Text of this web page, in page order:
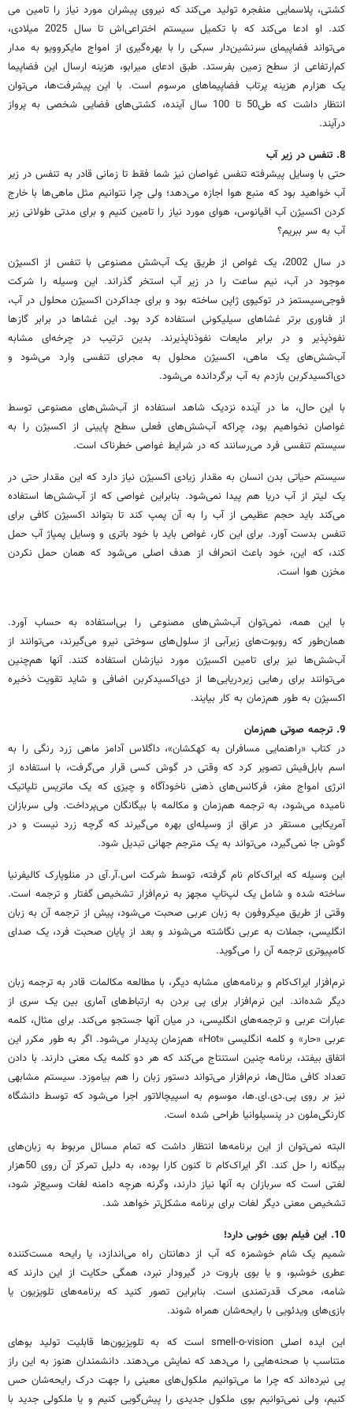
کشتی، پلاسمایی منفجره تولید می‌کند که نیروی پیشران مورد نیاز را تامین می
کند. او ادعا می‌کند که با تکمیل سیستم اختراعی‌اش تا سال 2025 میلادی،
می‌تواند فضاپیمای سرنشین‌دار سبکی را با بهره‌گیری از امواج مایکروویو به مدار
کم‌ارتفاعی از سطح زمین بفرستد. طبق ادعای میرابو، هزینه ارسال این فضاپیما
یک هزارم هزینه پرتاب‌ فضاپیماهای مرسوم است. با این پیشرفت‌ها، می‌توان
انتظار داشت که طی50 تا 100 سال آینده، کشتی‌های فضایی شخصی به پرواز
در‌آیند.
8. تنفس در زیر آب
حتی با وسایل پیشرفته تنفس غواصان نیز شما فقط تا زمانی قادر به تنفس در زیر
آب خواهید بود که منبع هوا اجازه می‌دهد؛ ولی چرا نتوانیم مثل ماهی‌ها با خارج
کردن اکسیژن آب اقیانوس، هوای مورد نیاز را تامین کنیم و برای مدتی‌ طولانی زیر
آب به سر ببریم؟
در سال 2002، یک غواص از طریق یک آب‌شش مصنوعی با تنفس از اکسیژن
موجود در آب، نیم ساعت را در زیر آب استخر گذراند. این وسیله را شرکت
فوجی‌سیستمز در توکیوی ژاپن ساخته بود و برای جداکردن اکسیژن محلول در آب،
از فناوری برتر غشاهای سیلیکونی استفاده کرد بود. این غشاها در برابر گازها
نفوذپذیر و در برابر مایعات نفوذناپذیرند. بدین ترتیب در چرخه‌ای مشابه
آب‌شش‌های یک ماهی، اکسیژن محلول به مجرای تنفسی وارد می‌شود و
دی‌اکسید‌کربن بازدم به آب برگردانده می‌شود.
با این حال، ما در آینده نزدیک شاهد استفاده از آب‌شش‌های مصنوعی توسط
غواصان نخواهیم بود، چراکه آب‌شش‌های فعلی سطح پایینی از اکسیژن را به
سیستم تنفسی فرد می‌رسانند که در شرایط غواصی خطرناک است.
سیستم حیاتی بدن انسان به مقدار زیادی اکسیژن نیاز دارد که این مقدار حتی در
یک لیتر از آب دریا هم پیدا نمی‌شود. بنابراین غواصی که از آب‌شش‌ها استفاده
می‌کند باید حجم عظیمی از آب را به آن پمپ کند تا بتواند اکسیژن کافی برای
تنفس بدست آورد. برای این کار، غواص باید با خود باتری و وسایل پمپاژ آب حمل
کند، که این، خود باعث انحراف از هدف اصلی می‌شود که همان حمل نکردن
مخزن هوا است.
با این همه، نمی‌توان آب‌شش‌های مصنوعی را بی‌استفاده به حساب آورد.
همان‌طور که روبوت‌های زیرآبی از سلول‌های سوختی نیرو می‌گیرند، می‌توانند از
آب‌شش‌ها نیز برای تامین اکسیژن مورد نیازشان استفاده کنند. آنها هم‌چنین
می‌توانند برای رهایی زیردریایی‌ها از دی‌اکسید‌کربن اضافی و شاید تقویت ذخیره
اکسیژن به طور هم‌زمان به کار بیایند.
9. ترجمه صوتی هم‌زمان
در کتاب «راهنمایی مسافران به کهکشان»‌، داگلاس آدامز ماهی زرد رنگی را به
اسم بابل‌فیش تصویر کرد که وقتی در گوش کسی قرار می‌گرفت، با استفاده از
انرژی امواج مغز، فرکانس‌های ذهنی ناخودآگاه و چیزی که یک ماتریس تلپاتیک
نامیده می‌شود، به ترجمه هم‌زمان و مکالمه با بیگانگان می‌پرداخت. ولی سربازان
آمریکایی مستقر در عراق از وسیله‌ای بهره‌ می‌گیرند که گرچه زرد نیست و در
گوش جا نمی‌گیرد، می‌تواند به یک مترجم جهانی تبدیل شود.
این وسیله که ایراک‌کام نام گرفته، توسط شرکت اس.آر.آی در منلوپارک کالیفرنیا
ساخته شده و شامل یک لپ‌تاپ مجهز به نرم‌افزار تشخیص گفتار و ترجمه است.
وقتی از طریق میکروفون به زبان عربی صحبت می‌شود، پیش از ترجمه آن به زبان
انگلیسی، جملات به عربی نگاشته می‌شوند و بعد از پایان صحبت فرد، یک صدای
کامپیوتری ترجمه آن را می‌گوید.
نرم‌افزار ایراک‌کام و برنامه‌های مشابه دیگر، با مطالعه مکالمات قادر به ترجمه زبان
دیگر شده‌اند. این نرم‌افزار برای پی بردن به ارتباط‌های آماری بین یک سری از
عبارات عربی و ترجمه‌های انگلیسی، در میان آنها جستجو می‌کند. برای مثال، کلمه
عربی «حار» و کلمه انگلیسی «Hot» هم‌زمان پدیدار می‌شود. اگر به طور مکرر این
اتفاق بیفتد، برنامه چنین استنتاج می‌کند که هر دو کلمه یک معنی دارند. با دادن
تعداد کافی مثال‌ها، نرم‌افزار می‌تواند دستور زبان را هم بیاموزد. سیستم مشابهی
نیز بر روی پی.دی.ای.ها، موسوم به اسپیچالاتور اجرا می‌شود که توسط دانشگاه
کارنگی‌ملون در پنسیلوانیا طراحی شده است.
البته نمی‌توان از این برنامه‌ها انتظار داشت که تمام مسائل مربوط به زبان‌های
بیگانه را حل کند. اگر ایراک‌کام تا کنون کارا بوده، به دلیل تمرکز آن روی 50‌هزار
لغتی است که سربازان به آنها نیاز دارند، وگرنه هرچه دامنه لغات وسیع‌تر شود،
تشخیص معنی دیگر لغات برای برنامه مشکل‌تر خواهد شد.
10. این فیلم بوی خوبی دارد!
شمیم یک شام خوشمزه که آب از دهانتان راه می‌اندازد، یا رایحه مست‌کننده
عطری خوشبو، و یا بوی باروت در گیرودار نبرد، همگی حکایت از این دارند که
شامه، محرک قدرتمندی است. بنابراین تصور کنید که برنامه‌های تلویزیون یا
بازی‌های ویدئویی با رایحه‌شان همراه شوند.
این ایده اصلی smell-o-vision است که به تلویزیون‌ها قابلیت تولید بوهای
متناسب با صحنه‌هایی را می‌دهد که نمایش می‌دهند. دانشمندان هنوز به این راز
پی نبرده‌اند که چرا ما می‌توانیم ملکول‌های معینی را جهت درک رایحه‌شان حس
کنیم، ولی نمی‌توانیم بوی ملکول جدیدی را پیش‌گویی کنیم و یا ملکولی جدید با